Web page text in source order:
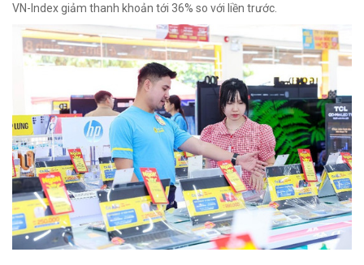
VN-Index giảm thanh khoản tới 36% so với liền trước.